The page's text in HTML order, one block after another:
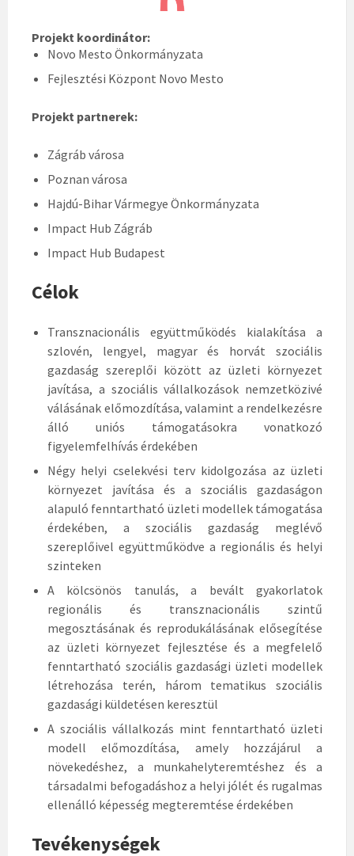
Projekt koordinátor:
Novo Mesto Önkormányzata
Fejlesztési Központ Novo Mesto
Projekt partnerek:
Zágráb városa
Poznan városa
Hajdú-Bihar Vármegye Önkormányzata
Impact Hub Zágráb
Impact Hub Budapest
Célok
Transznacionális együttműködés kialakítása a
szlovén, lengyel, magyar és horvát szociális
gazdaság szereplői között az üzleti környezet
javítása, a szociális vállalkozások nemzetközivé
válásának előmozdítása, valamint a rendelkezésre
álló uniós támogatásokra vonatkozó
figyelemfelhívás érdekében
Négy helyi cselekvési terv kidolgozása az üzleti
környezet javítása és a szociális gazdaságon
alapuló fenntartható üzleti modellek támogatása
érdekében, a szociális gazdaság meglévő
szereplőivel együttműködve a regionális és helyi
szinteken
A kölcsönös tanulás, a bevált gyakorlatok
regionális és transznacionális szintű
megosztásának és reprodukálásának elősegítése
az üzleti környezet fejlesztése és a megfelelő
fenntartható szociális gazdasági üzleti modellek
létrehozása terén, három tematikus szociális
gazdasági küldetésen keresztül
A szociális vállalkozás mint fenntartható üzleti
modell előmozdítása, amely hozzájárul a
növekedéshez, a munkahelyteremtéshez és a
társadalmi befogadáshoz a helyi jólét és rugalmas
ellenálló képesség megteremtése érdekében
Tevékenységek